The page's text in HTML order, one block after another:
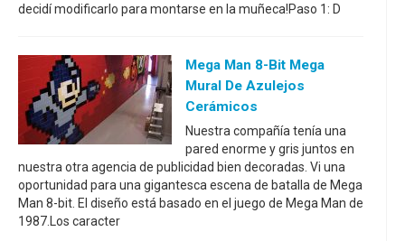
decidí modificarlo para montarse en la muñeca!Paso 1: D
Mega Man 8-Bit Mega
Mural De Azulejos
Cerámicos
Nuestra compañía tenía una
pared enorme y gris juntos en
nuestra otra agencia de publicidad bien decoradas. Vi una
oportunidad para una gigantesca escena de batalla de Mega
Man 8-bit. El diseño está basado en el juego de Mega Man de
1987.Los caracter